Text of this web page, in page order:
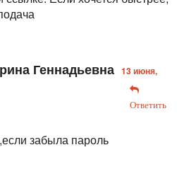
Геннадьевна 13 июня,
Ответить
забыла пароль